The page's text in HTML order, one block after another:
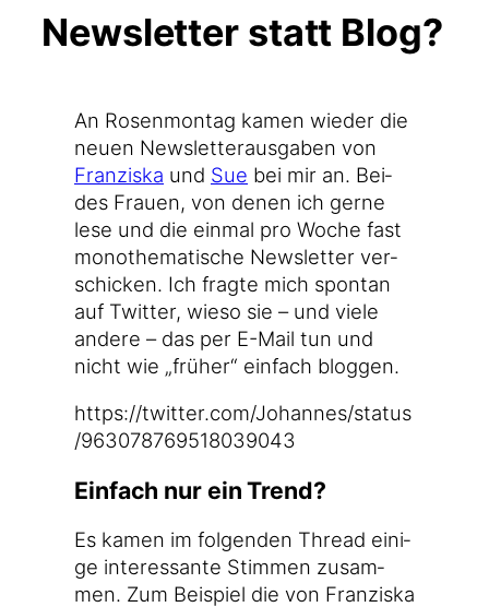
Newsletter statt Blog?
An Rosen­mon­tag kamen wie­der die
neu­en News­let­ter­aus­ga­ben von
Fran­zis­ka und Sue bei mir an. Bei­
des Frau­en, von denen ich ger­ne
lese und die ein­mal pro Woche fast
mono­the­ma­ti­sche News­let­ter ver­
schi­cken. Ich frag­te mich spon­tan
auf Twit­ter, wie­so sie – und vie­le
ande­re – das per E-Mail tun und
nicht wie „frü­her“ ein­fach bloggen.
https://​twit​ter​.com/​J​o​h​a​n​n​e​s​/​s​t​a​t​u​s​
/​9​6​3​0​7​8​7​6​9​5​1​8​0​3​9​043
Einfach nur ein Trend?
Es kamen im fol­gen­den Thread eini­
ge inter­es­san­te Stim­men zusam­
men. Zum Bei­spiel die von Fran­zis­ka